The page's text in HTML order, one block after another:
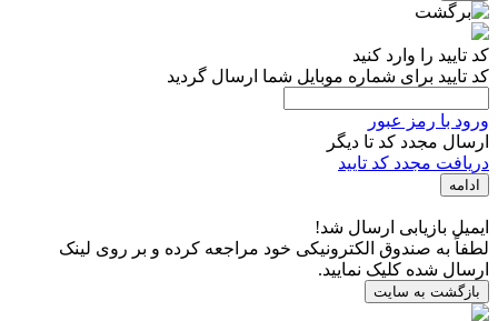
کد تایید را وارد کنید
کد تایید برای شماره موبایل شما ارسال گردید
ورود با رمز عبور
ارسال مجدد کد تا دیگر
دریافت مجدد کد تایید
ادامه
ایمیل بازیابی ارسال شد!
لطفاً به صندوق الکترونیکی خود مراجعه کرده و بر روی لینک
ارسال شده کلیک نمایید.
بازگشت به سایت